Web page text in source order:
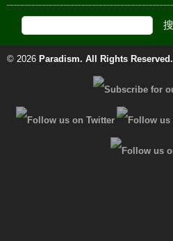
© 2026 Paradism. All Rights Reserved.